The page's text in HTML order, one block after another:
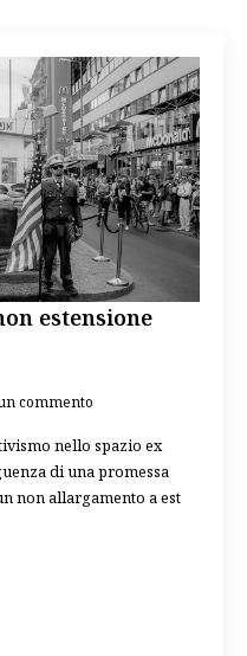
estensione
commento
nello spazio ex
di una promessa
non allargamento a est